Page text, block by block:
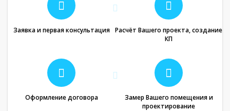
Заявка и первая консультация
Расчёт Вашего проекта, создание
КП
Оформление договора
Замер Вашего помещения и
проектирование